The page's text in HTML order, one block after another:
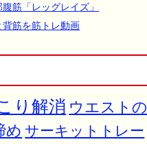
筋「レッグレイズ」
背筋を筋トレ動画
り解消 ウエストの
め サーキットトレー